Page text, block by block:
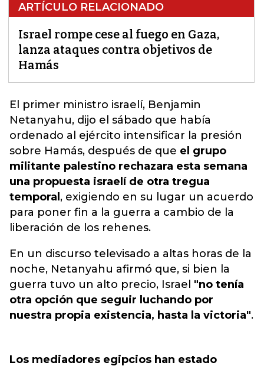
ARTÍCULO RELACIONADO
Israel rompe cese al fuego en Gaza,
lanza ataques contra objetivos de
Hamás
El primer ministro israelí, Benjamin
Netanyahu, dijo el sábado que había
ordenado al ejército intensificar la presión
sobre Hamás, después de que el grupo
militante palestino rechazara esta semana
una propuesta israelí de otra tregua
temporal , exigiendo en su lugar un acuerdo
para poner fin a la guerra a cambio de la
liberación de los rehenes.
En un discurso televisado a altas horas de la
noche, Netanyahu afirmó que, si bien la
guerra tuvo un alto precio, Israel "no tenía
otra opción que seguir luchando por
nuestra propia existencia, hasta la victoria".
Los mediadores egipcios han estado